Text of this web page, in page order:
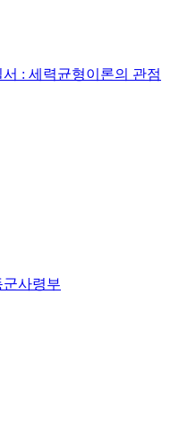
: 세력균형이론의 관점
사령부